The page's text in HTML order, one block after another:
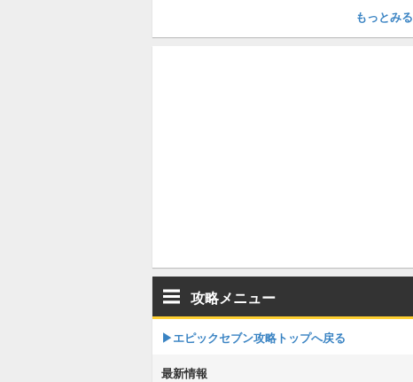
もっとみる
攻略メニュー
▶︎エピックセブン攻略トップへ戻る
最新情報